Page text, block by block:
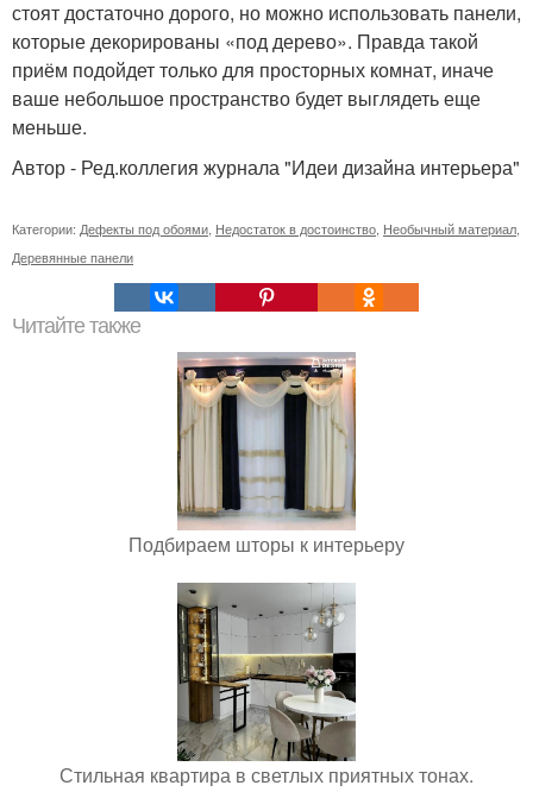
стоят достаточно дорого, но можно использовать панели,
которые декорированы «под дерево». Правда такой
приём подойдет только для просторных комнат, иначе
ваше небольшое пространство будет выглядеть еще
меньше.
Автор - Ред.коллегия журнала "Идеи дизайна интерьера"
Категории: Дефекты под обоями Недостаток в достоинство Необычный материал
Деревянные панели
Читайте также
Подбираем шторы к интерьеру
Стильная квартира в светлых приятных тонах.